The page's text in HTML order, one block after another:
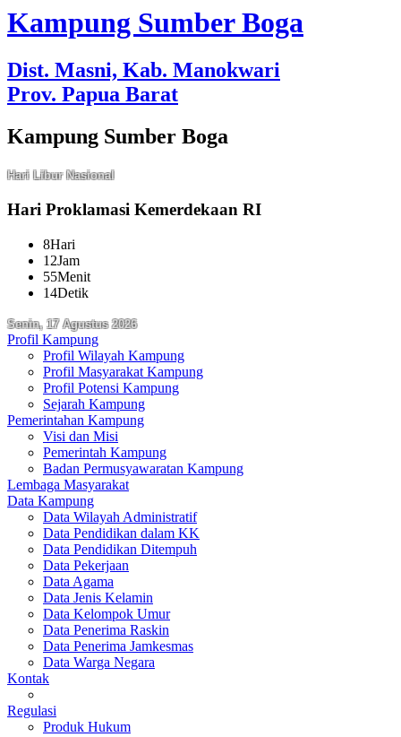
Kampung Sumber Boga
Dist. Masni, Kab. Manokwari
Prov. Papua Barat
Kampung Sumber Boga
Hari Libur Nasional
Hari Proklamasi Kemerdekaan RI
8Hari
12Jam
55Menit
13Detik
Senin, 17 Agustus 2026
Profil Kampung
Profil Wilayah Kampung
Profil Masyarakat Kampung
Profil Potensi Kampung
Sejarah Kampung
Pemerintahan Kampung
Visi dan Misi
Pemerintah Kampung
Badan Permusyawaratan Kampung
Lembaga Masyarakat
Data Kampung
Data Wilayah Administratif
Data Pendidikan dalam KK
Data Pendidikan Ditempuh
Data Pekerjaan
Data Agama
Data Jenis Kelamin
Data Kelompok Umur
Data Penerima Raskin
Data Penerima Jamkesmas
Data Warga Negara
Kontak
Regulasi
Produk Hukum